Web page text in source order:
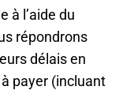
à l’aide du
répondrons
délais en
payer (incluant